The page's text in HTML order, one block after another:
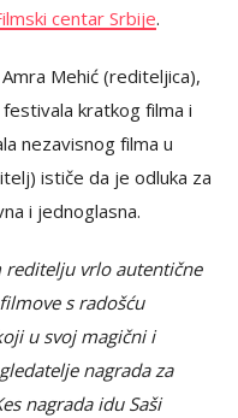
centar Srbije.
Mehić (rediteljica),
kratkog filma i
nezavisnog filma u
ističe da je odluka za
i jednoglasna.
reditelju vrlo autentične
s radošću
u svoj magični i
nagrada za
nagrada idu Saši